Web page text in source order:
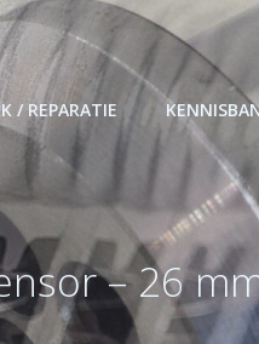
/ REPARATIE
– 26